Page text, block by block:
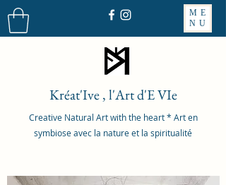
ME
NU
Kréat'Ive , l'Art d'E VIe
Creative Natural Art with the heart * Art en
symbiose avec la nature et la spiritualité